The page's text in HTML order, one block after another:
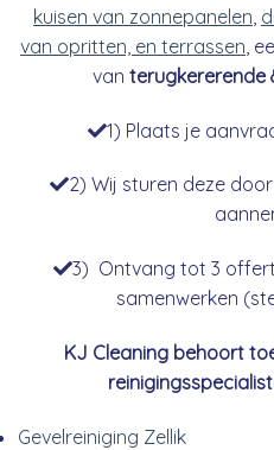
kuisen van zonnepanelen
van opritten, en terrassen ,
van terugkererende
1) Plaats je
2) Wij sturen deze
3) Ontvang tot 3
samenwerken
KJ Cleaning behoort
Gevelreiniging Zellik